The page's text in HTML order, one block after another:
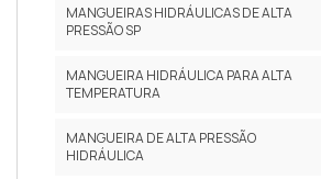
MANGUEIRAS HIDRÁULICAS DE ALTA
PRESSÃO SP
MANGUEIRA HIDRÁULICA PARA ALTA
TEMPERATURA
MANGUEIRA DE ALTA PRESSÃO
HIDRÁULICA